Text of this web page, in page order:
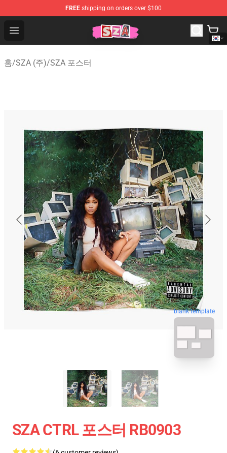
FREE shipping on orders over $100
Open menu
SZA Shop - Official SZA Merchandise Store
홈/SZA (주)/SZA 포스터
blank template
SZA CTRL 포스터 RB0903